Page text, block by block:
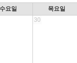
수요일 목요일
30